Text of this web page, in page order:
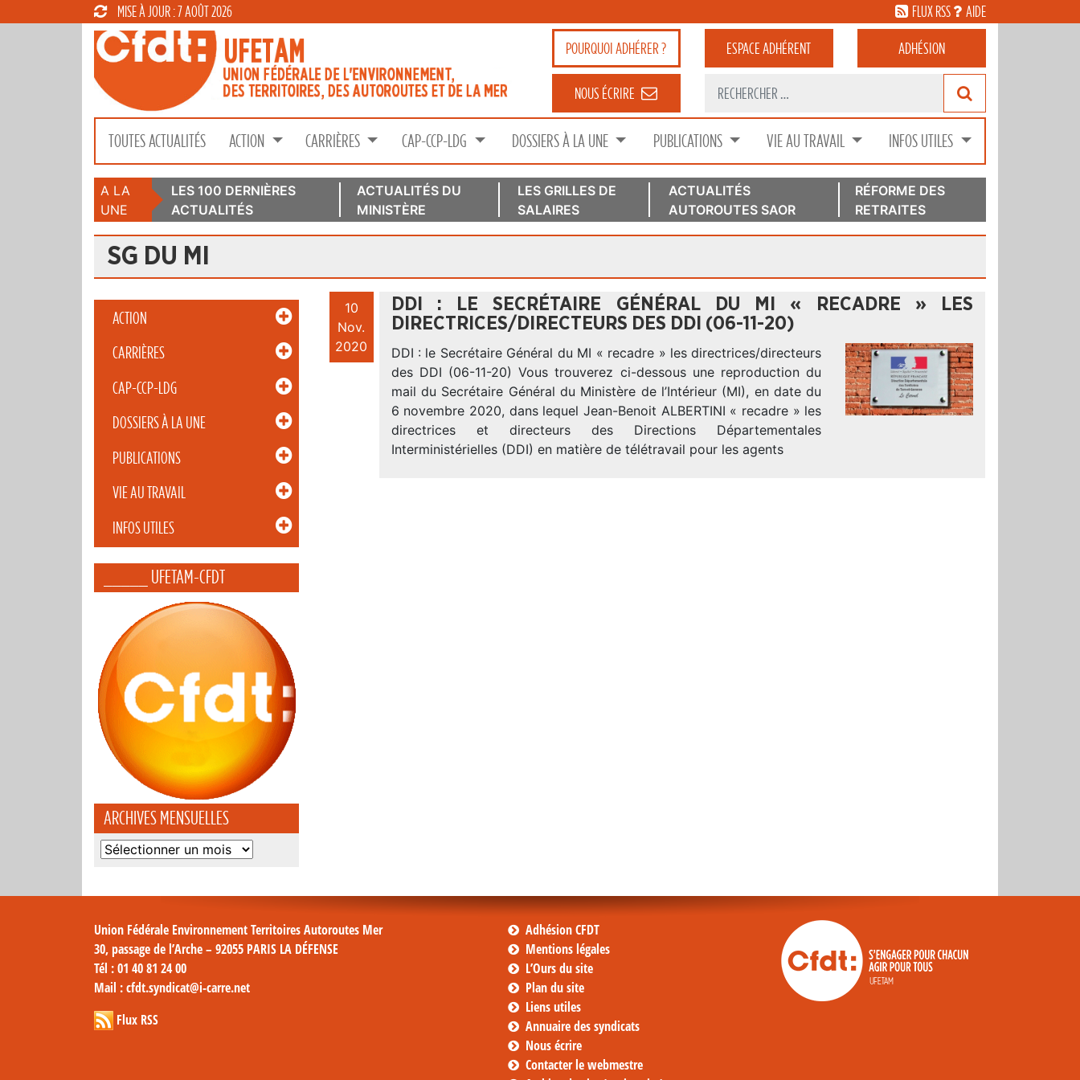
MISE À JOUR : 7 AOÛT 2026 FLUX RSS AIDE
POURQUOIADHÉRER ? ESPACEADHÉRENT ADHÉSION
NOUS ÉCRIRE
TOUTES ACTUALITÉS ACTION CARRIÈRES CAP-CCP-LDG DOSSIERS À LA UNE PUBLICATIONS VIE AU TRAVAIL INFOS UTILES
A LA
UNE
LES 100 DERNIÈRES
ACTUALITÉS
ACTUALITÉS DU
MINISTÈRE
LES GRILLES DE
SALAIRES
ACTUALITÉS
AUTOROUTES SAOR
RÉFORME DES
RETRAITES
SG DU MI
ACTION
CARRIÈRES
CAP-CCP-LDG
DOSSIERS À LA UNE
PUBLICATIONS
VIE AU TRAVAIL
INFOS UTILES
_____ UFETAM-CFDT
ARCHIVES MENSUELLES
Archives
10
Nov.
2020
DDI : LE SECRÉTAIRE GÉNÉRAL DU MI « RECADRE » LES
DIRECTRICES/DIRECTEURS DES DDI (06-11-20)
DDI : le Secrétaire Général du MI « recadre » les directrices/directeurs
des DDI (06-11-20) Vous trouverez ci-dessous une reproduction du
mail du Secrétaire Général du Ministère de l’Intérieur (MI), en date du
6 novembre 2020, dans lequel Jean-Benoit ALBERTINI « recadre » les
directrices et directeurs des Directions Départementales
Interministérielles (DDI) en matière de télétravail pour les agents
Union Fédérale Environnement Territoires Autoroutes Mer
30, passage de l’Arche – 92055 PARIS LA DÉFENSE
Tél : 01 40 81 24 00
Mail : cfdt.syndicat@i-carre.net
Flux RSS
Adhésion CFDT
Mentions légales
L’Ours du site
Plan du site
Liens utiles
Annuaire des syndicats
Nous écrire
Contacter le webmestre